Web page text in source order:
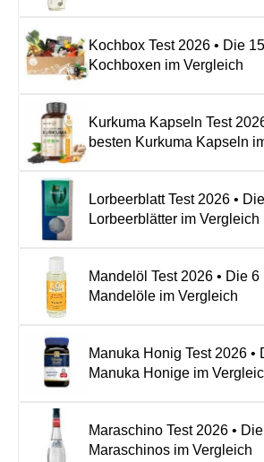
Kochbox Test 2026 • Die
Kochboxen im Vergleich
Kurkuma Kapseln Test
besten Kurkuma Kapseln
Lorbeerblatt Test 2026 •
Lorbeerblätter im Vergleich
Mandelöl Test 2026 • Die 6
Mandelöle im Vergleich
Manuka Honig Test 2026 •
Manuka Honige im
Maraschino Test 2026 •
Maraschinos im Vergleich